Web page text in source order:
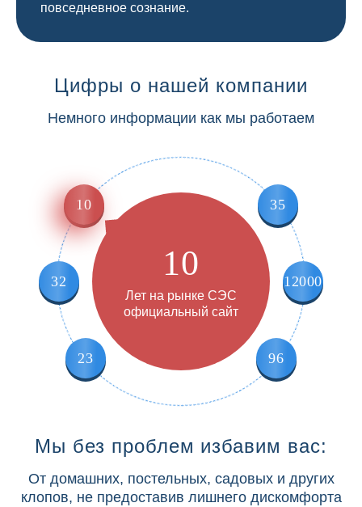
повседневное сознание.
Цифры о нашей компании
Немного информации как мы работаем
10 35
12000
96
23
32 10
Лет на рынке СЭС
официальный сайт
Мы без проблем избавим вас:
От домашних, постельных, садовых и других
клопов, не предоставив лишнего дискомфорта